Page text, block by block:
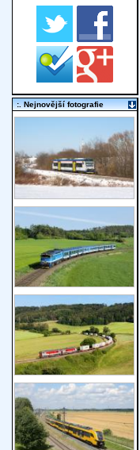
:. Nejnovější fotografie